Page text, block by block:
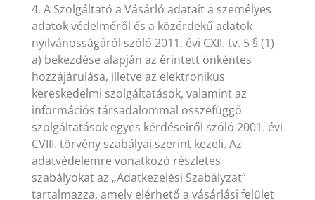
4. A Szolgáltató a Vásárló adatait a személyes
adatok védelméről és a közérdekű adatok
nyilvánosságáról szóló 2011. évi CXII. tv. 5 § (1)
a) bekezdése alapján az érintett önkéntes
hozzájárulása, illetve az elektronikus
kereskedelmi szolgáltatások, valamint az
információs társadalommal összefüggő
szolgáltatások egyes kérdéseiről szóló 2001. évi
CVIII. törvény szabályai szerint kezeli. Az
adatvédelemre vonatkozó részletes
szabályokat az „Adatkezelési Szabályzat”
tartalmazza, amely elérhető a vásárlási felület